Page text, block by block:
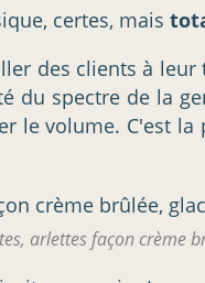
certes, mais
des clients à
du spectre de la
le volume. C'est
arlettes façon crème